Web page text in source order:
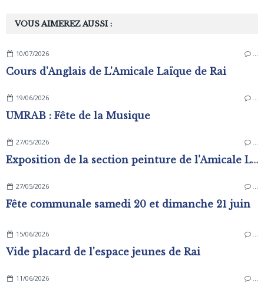
VOUS AIMEREZ AUSSI :
10/07/2026 …
Cours d'Anglais de L'Amicale Laïque de Rai
19/06/2026 …
UMRAB : Fête de la Musique
27/05/2026 …
Exposition de la section peinture de l'Amicale Laïque
27/05/2026 …
Fête communale samedi 20 et dimanche 21 juin
15/06/2026 …
Vide placard de l'espace jeunes de Rai
11/06/2026 …